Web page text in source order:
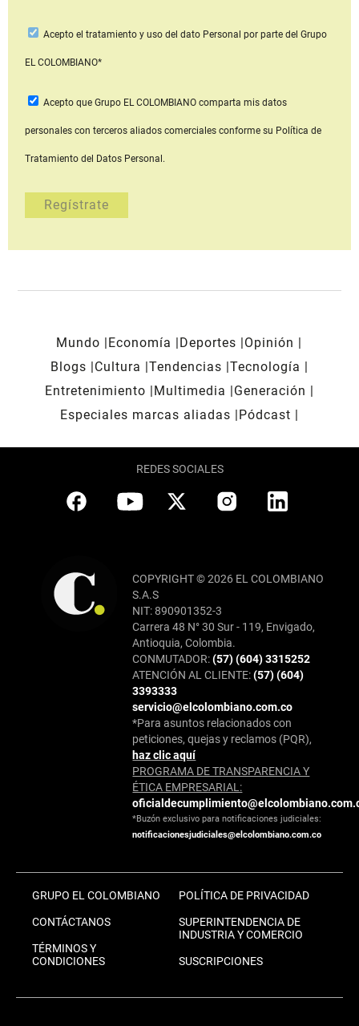
Acepto el tratamiento y uso del dato Personal por parte del Grupo
EL COLOMBIANO*
Acepto que Grupo EL COLOMBIANOcomparta mis datos
personales con terceros aliados comerciales conforme su Política de
Tratamiento del Datos Personal.
Mundo Economía Deportes
Opinión
Blogs
Cultura Tendencias Tecnología
Entretenimiento
Multimedia
Generación
Especiales marcas aliadas
Pódcast
REDES SOCIALES
COPYRIGHT © 2026 EL COLOMBIANO
S.A.S
NIT: 890901352-3
Carrera 48 N° 30 Sur - 119, Envigado,
Antioquia, Colombia.
CONMUTADOR:(57) (604) 3315252
ATENCIÓN AL CLIENTE:(57) (604)
3393333
servicio@elcolombiano.com.co
*Para asuntos relacionados con
peticiones, quejas y reclamos (PQR),
haz clic aquí
PROGRAMA DE TRANSPARENCIA Y
ÉTICA EMPRESARIAL:
*Buzón exclusivo para notificaciones judiciales:
notificacionesjudiciales@elcolombiano.com.co
GRUPO EL COLOMBIANO
CONTÁCTANOS
TÉRMINOS Y
CONDICIONES
POLÍTICA DE PRIVACIDAD
SUPERINTENDENCIA DE
INDUSTRIA Y COMERCIO
SUSCRIPCIONES